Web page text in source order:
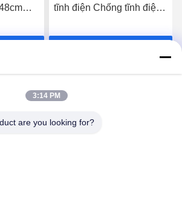
nhất
tĩnh điện Chống tĩnh điện
tháo rời
3:14 PM
are you looking for?